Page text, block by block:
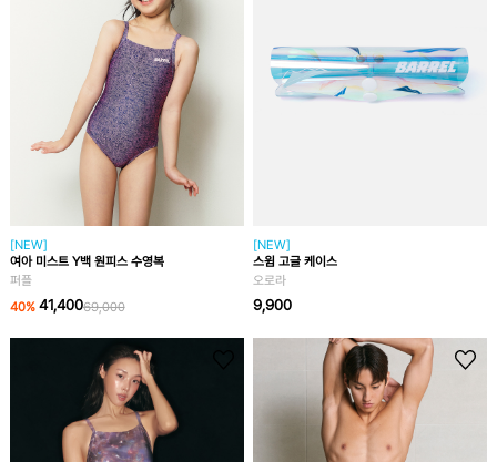
[NEW]
여아 미스트 Y백 원피스 수영복
퍼플
40% 41,40069,000
[NEW]
스윔 고글 케이스
오로라
9,900